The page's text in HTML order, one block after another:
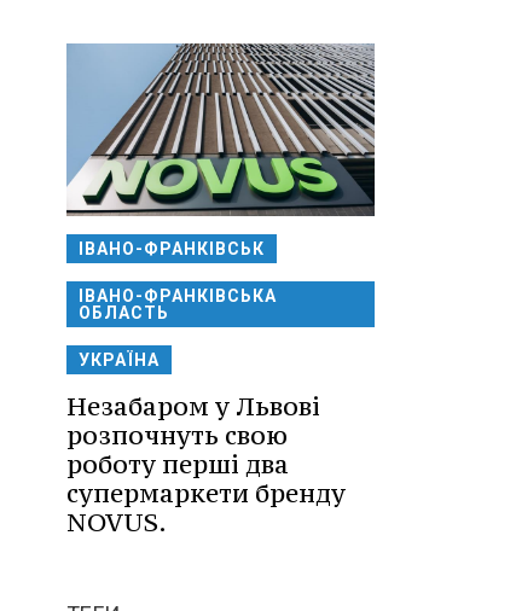
ІВАНО-ФРАНКІВСЬК
ІВАНО-ФРАНКІВСЬКА
ОБЛАСТЬ
УКРАЇНА
Незабаром у Львові
розпочнуть свою
роботу перші два
супермаркети бренду
NOVUS.